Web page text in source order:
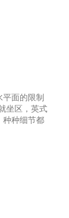
平面的限制
坐区，英式
种种细节都